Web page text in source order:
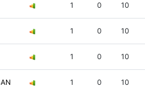
1 0 10
1 0 10
1 0 10
1 0 10